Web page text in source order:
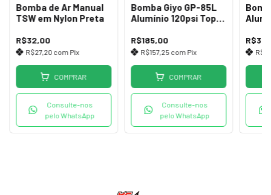
Bomba de Ar Manual
TSW em Nylon Preta
R$32,00
R$27,20 com Pix
COMPRAR
Consulte-nos
pelo WhatsApp
Bomba Giyo GP-85L
Alumínio 120psi Top
R$185,00
R$157,25 com Pix
COMPRAR
Consulte-nos
pelo WhatsApp